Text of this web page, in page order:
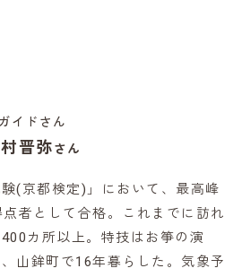
ガイドさん
晋弥さん
(京都検定)」において、最高峰
者として合格。これまでに訪れ
カ所以上。特技はお箏の演
山鉾町で16年暮らした。気象予